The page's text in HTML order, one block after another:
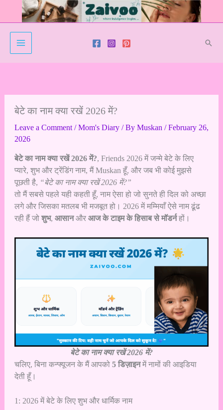
बेटे का नाम क्या रखें 2026 में?
Leave a Comment /Mom's Diary/ By Muskan /February 26,
2026
बेटे का नाम क्या रखें 2026 में?, Friends 2026 में जन्मे बेटे के लिए
प्यारे, शुभ और ट्रेंडिंग नाम, मैं Muskan हूँ, और जब भी कोई मुझसे
पूछती है, “बेटे का नाम क्या रखें 2026 में?”
तो मैं सबसे पहले यही कहती हूँ, नाम ऐसा हो जो सुनते ही दिल को अच्छा
लगे और जिसका मतलब भी मजबूत हो। 2026 में मम्मियाँ ऐसे नाम ढूंढ
रही हैं जो शुभ, आसानऔर आज के टाइम के हिसाब से मॉडर्नहों।
बेटे का नाम क्या रखें 2026 में?
चलिए, बिना कन्फ्यूजन के मैं आपको 5 डिज़ाइनमें नामों की आइडिया
देती हूँ।
1: 2026 में बेटे के लिए शुभ और धार्मिक नाम